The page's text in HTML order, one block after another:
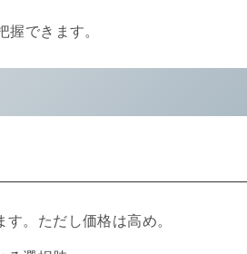
握できます。
。ただし価格は高め。